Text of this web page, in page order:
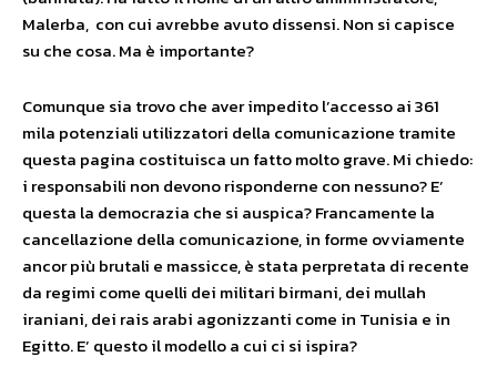
Malerba, con cui avrebbe avuto dissensi. Non si capisce
su che cosa. Ma è importante?
Comunque sia trovo che aver impedito l’accesso ai 361
mila potenziali utilizzatori della comunicazione tramite
questa pagina costituisca un fatto molto grave. Mi chiedo:
i responsabili non devono risponderne con nessuno? E’
questa la democrazia che si auspica? Francamente la
cancellazione della comunicazione, in forme ovviamente
ancor più brutali e massicce, è stata perpretata di recente
da regimi come quelli dei militari birmani, dei mullah
iraniani, dei rais arabi agonizzanti come in Tunisia e in
Egitto. E’ questo il modello a cui ci si ispira?